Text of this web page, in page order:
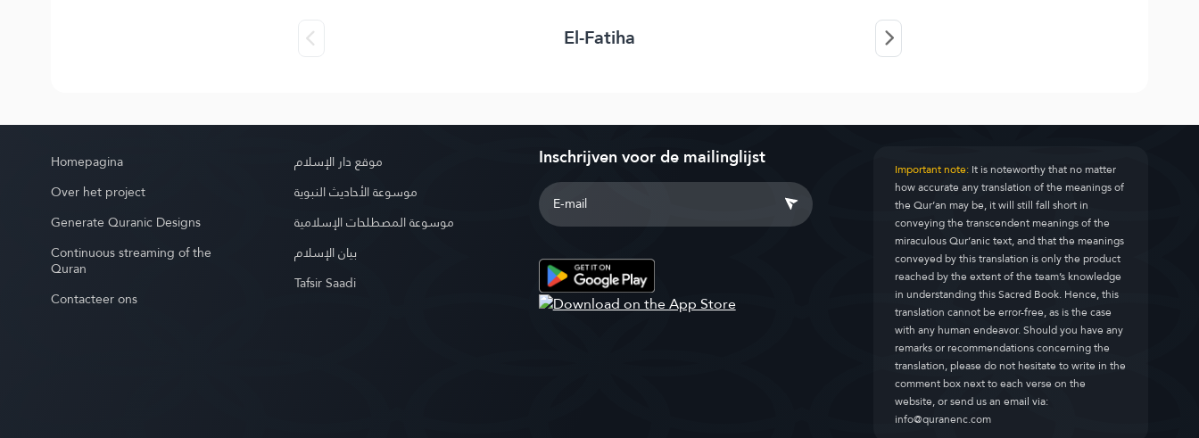
El-Fatiha
Homepagina
Over het project
Generate Quranic Designs
Continuous streaming of the
Quran
Contacteer ons
موقع دار الإسلام
موسوعة الأحاديث النبوية
موسوعة المصطلحات الإسلامية
بيان الإسلام
Tafsir Saadi
Inschrijven voor de mailinglijst Important note:It is noteworthy that no matter
how accurate any translation of the meanings of
the Qur’an may be, it will still fall short in
conveying the transcendent meanings of the
miraculous Qur’anic text, and that the meanings
conveyed by this translation is only the product
reached by the extent of the team’s knowledge
in understanding this Sacred Book. Hence, this
translation cannot be error-free, as is the case
with any human endeavor. Should you have any
remarks or recommendations concerning the
translation, please do not hesitate to write in the
comment box next to each verse on the
website, or send us an email via:
info@quranenc.com